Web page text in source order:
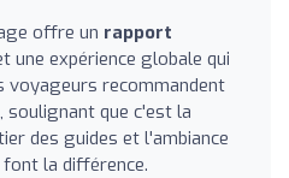
offre un rapport
une expérience globale qui
voyageurs recommandent
soulignant que c'est la
des guides et l'ambiance
la différence.